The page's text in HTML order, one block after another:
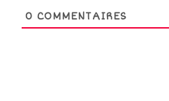
0 COMMENTAIRES